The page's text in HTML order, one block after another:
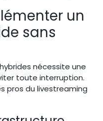
un
sans
nécessite une
toute interruption.
pros du livestreaming